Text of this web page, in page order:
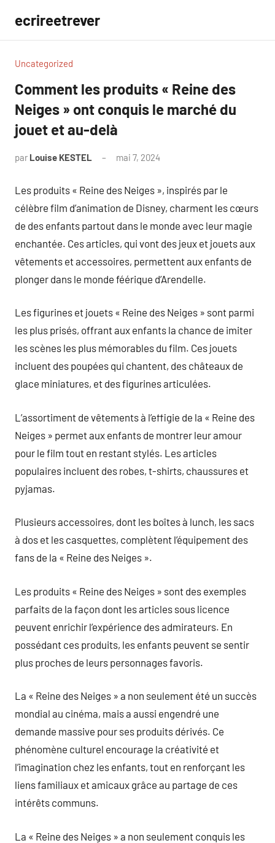
contenu
ecrireetrever
Uncategorized
Comment les produits « Reine des
Neiges » ont conquis le marché du
jouet et au-delà
par Louise KESTEL mai 7, 2024
Les produits « Reine des Neiges », inspirés par le
célèbre film d’animation de Disney, charment les cœurs
de des enfants partout dans le monde avec leur magie
enchantée. Ces articles, qui vont des jeux et jouets aux
vêtements et accessoires, permettent aux enfants de
plonger dans le monde féérique d’Arendelle.
Les figurines et jouets « Reine des Neiges » sont parmi
les plus prisés, offrant aux enfants la chance de imiter
les scènes les plus mémorables du film. Ces jouets
incluent des poupées qui chantent, des châteaux de
glace miniatures, et des figurines articulées.
L’assortiment de vêtements à l’effigie de la « Reine des
Neiges » permet aux enfants de montrer leur amour
pour le film tout en restant stylés. Les articles
populaires incluent des robes, t-shirts, chaussures et
pyjamas.
Plusieurs accessoires, dont les boîtes à lunch, les sacs
à dos et les casquettes, complètent l’équipement des
fans de la « Reine des Neiges ».
Les produits « Reine des Neiges » sont des exemples
parfaits de la façon dont les articles sous licence
peuvent enrichir l’expérience des admirateurs. En
possédant ces produits, les enfants peuvent se sentir
plus proches de leurs personnages favoris.
La « Reine des Neiges » a non seulement été un succès
mondial au cinéma, mais a aussi engendré une
demande massive pour ses produits dérivés. Ce
phénomène culturel encourage la créativité et
l’imagination chez les enfants, tout en renforçant les
liens familiaux et amicaux grâce au partage de ces
intérêts communs.
La « Reine des Neiges » a non seulement conquis les